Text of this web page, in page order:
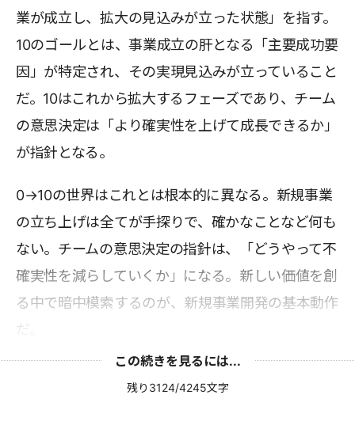
業が成立し、拡大の見込みが立った状態」を指す。
10のゴールとは、事業成立の肝となる「主要成功要
因」が特定され、その実現見込みが立っていること
だ。10はこれから拡大するフェーズであり、チーム
の意思決定は「より確実性を上げて成長できるか」
が指針となる。
0→10の世界はこれとは根本的に異なる。新規事業
の立ち上げは全てが手探りで、確かなことなど何も
ない。チームの意思決定の指針は、「どうやって不
確実性を減らしていくか」になる。新しい価値を創
る中で暗中模索するのが、新規事業開発の基本動作
だ。
この続きを見るには...
残り3124/4245文字